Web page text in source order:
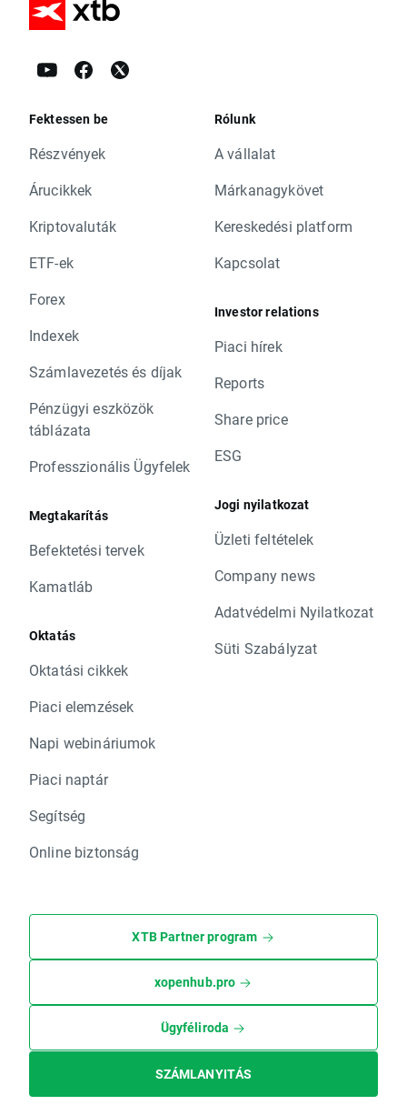
Fektessen be
Részvények
Árucikkek
Kriptovaluták
ETF-ek
Forex
Indexek
Számlavezetés és díjak
Pénzügyi eszközök
táblázata
Professzionális Ügyfelek
Megtakarítás
Befektetési tervek
Kamatláb
Oktatás
Oktatási cikkek
Piaci elemzések
Napi webináriumok
Piaci naptár
Segítség
Online biztonság
Rólunk
A vállalat
Márkanagykövet
Kereskedési platform
Kapcsolat
Investor relations
Piaci hírek
Reports
Share price
ESG
Jogi nyilatkozat
Üzleti feltételek
Company news
Adatvédelmi Nyilatkozat
Süti Szabályzat
XTB Partner program
xopenhub.pro
Ügyféliroda
SZÁMLANYITÁS